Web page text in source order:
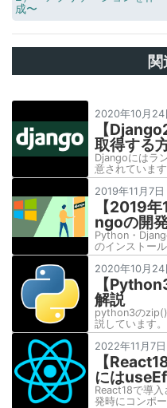
成〜
2020年10月24
【
取得する
Djangoにはラ
意されていま
2019年11月7日
【2019
ngoの開
Python・
のインストー
2020年10月24
【
解説
python3の
説しています。
2022年11月7日
【
には
React18で導
発時にコンポ